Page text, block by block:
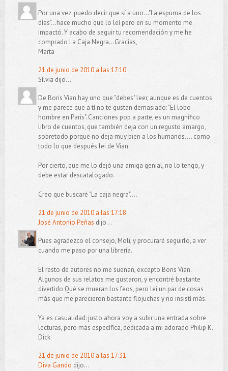
Por una vez, puedo decir que sí a uno..."La espuma de los
días"...hace mucho que lo leí pero en su momento me
impactó. Y acabo de seguir tu recomendación y me he
comprado La Caja Negra...Gracias,
Marta
21 de junio de 2010 a las 17:10
Sílvia dijo...
De Boris Vian hay uno que "debes" leer, aunque es de cuentos
y me parece que a tí no te gustan demasiado: "El lobo
hombre en Paris". Canciones pop a parte, es un magnífico
libro de cuentos, que también deja con un regusto amargo,
sobretodo porque no deja muy bien a los humanos.... como
todo lo que después lei de Vian.
Por cierto, que me lo dejó una amiga genial, no lo tengo, y
debe estar descatalogado.
Creo que buscaré "La caja negra"....
21 de junio de 2010 a las 17:18
José Antonio Peñas dijo...
Pues agradezco el consejo, Moli, y procuraré seguirlo, a ver
cuando me paso por una librería.
El resto de autores no me suenan, excepto Boris Vian.
Algunos de sus relatos me gustaron, y encontré bastante
divertido Qué se mueran los feos, pero lei un par de cosas
más que me parecieron bastante flojuchas y no insistí más.
Ya es casualidad: justo ahora voy a subir una entrada sobre
lecturas, pero más específica, dedicada a mi adorado Philip K.
Dick
21 de junio de 2010 a las 17:31
Diva Gando dijo...